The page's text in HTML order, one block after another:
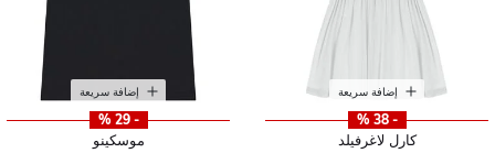
إضافة سريعة
- 38 %
كارل لاغرفيلد
إضافة سريعة
- 29 %
موسكينو